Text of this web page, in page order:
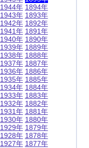
1944年
1943年
1942年
1941年
1940年
1939年
1938年
1937年
1936年
1935年
1934年
1933年
1932年
1931年
1930年
1929年
1928年
1927年
1894年
1893年
1892年
1891年
1890年
1889年
1888年
1887年
1886年
1885年
1884年
1883年
1882年
1881年
1880年
1879年
1878年
1877年